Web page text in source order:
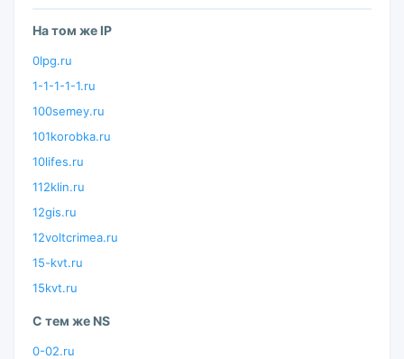
На том же IP
0lpg.ru
1-1-1-1-1.ru
100semey.ru
101korobka.ru
10lifes.ru
112klin.ru
12gis.ru
12voltcrimea.ru
15-kvt.ru
15kvt.ru
С тем же NS
0-02.ru